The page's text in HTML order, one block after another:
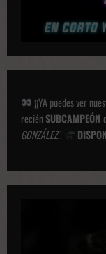
¡¡YA puedes ver
recién
GONZÁLEZ!!